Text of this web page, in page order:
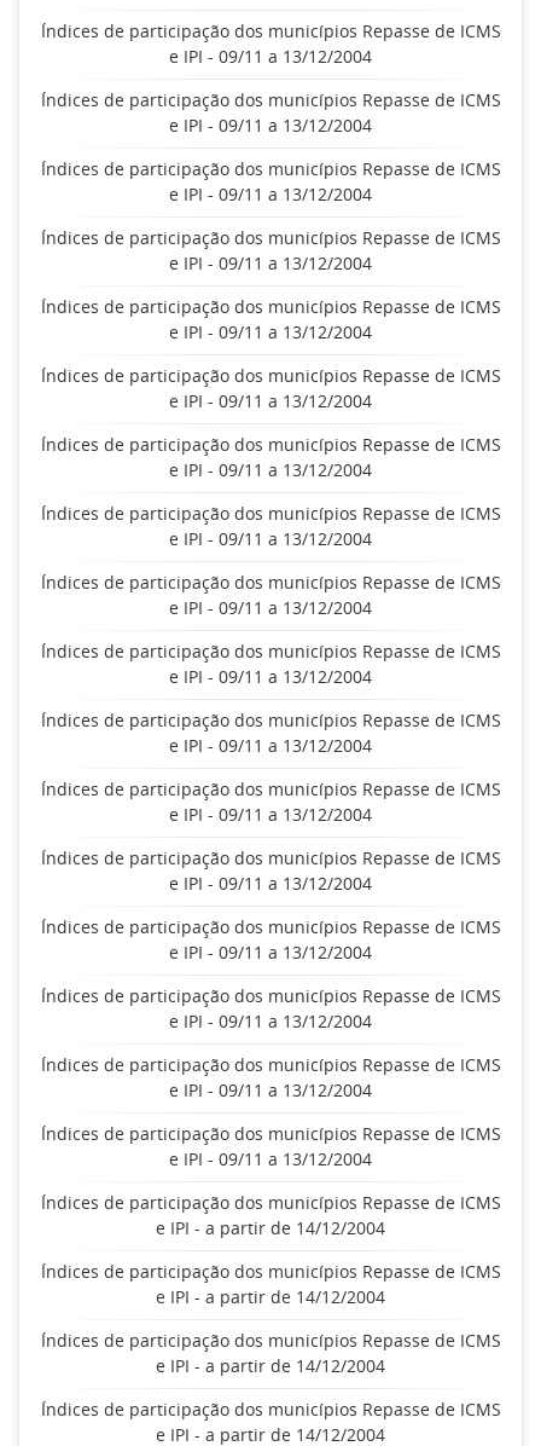
Índices de participação dos municípios Repasse de ICMS
e IPI - 09/11 a 13/12/2004
Índices de participação dos municípios Repasse de ICMS
e IPI - 09/11 a 13/12/2004
Índices de participação dos municípios Repasse de ICMS
e IPI - 09/11 a 13/12/2004
Índices de participação dos municípios Repasse de ICMS
e IPI - 09/11 a 13/12/2004
Índices de participação dos municípios Repasse de ICMS
e IPI - 09/11 a 13/12/2004
Índices de participação dos municípios Repasse de ICMS
e IPI - 09/11 a 13/12/2004
Índices de participação dos municípios Repasse de ICMS
e IPI - 09/11 a 13/12/2004
Índices de participação dos municípios Repasse de ICMS
e IPI - 09/11 a 13/12/2004
Índices de participação dos municípios Repasse de ICMS
e IPI - 09/11 a 13/12/2004
Índices de participação dos municípios Repasse de ICMS
e IPI - 09/11 a 13/12/2004
Índices de participação dos municípios Repasse de ICMS
e IPI - 09/11 a 13/12/2004
Índices de participação dos municípios Repasse de ICMS
e IPI - 09/11 a 13/12/2004
Índices de participação dos municípios Repasse de ICMS
e IPI - 09/11 a 13/12/2004
Índices de participação dos municípios Repasse de ICMS
e IPI - 09/11 a 13/12/2004
Índices de participação dos municípios Repasse de ICMS
e IPI - 09/11 a 13/12/2004
Índices de participação dos municípios Repasse de ICMS
e IPI - 09/11 a 13/12/2004
Índices de participação dos municípios Repasse de ICMS
e IPI - 09/11 a 13/12/2004
Índices de participação dos municípios Repasse de ICMS
e IPI - a partir de 14/12/2004
Índices de participação dos municípios Repasse de ICMS
e IPI - a partir de 14/12/2004
Índices de participação dos municípios Repasse de ICMS
e IPI - a partir de 14/12/2004
Índices de participação dos municípios Repasse de ICMS
e IPI - a partir de 14/12/2004